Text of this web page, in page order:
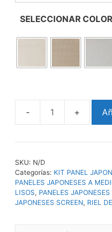
SELECCIONAR
0%
SKU: N/D
Categorías: KIT PANEL
PANELES JAPONESES A
LISOS, PANELES JAPONESES
JAPONESES SCREEN, RIEL